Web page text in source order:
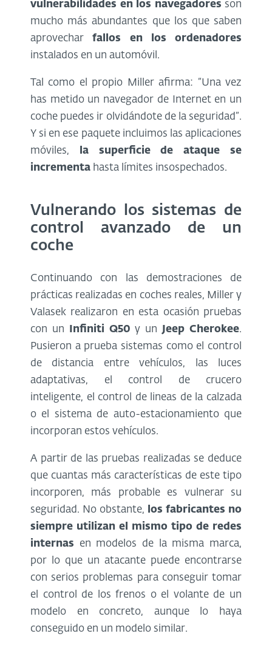
vulnerabilidades en los navegadores son
mucho más abundantes que los que saben
aprovecharfallos en los ordenadores
instalados en un automóvil.
Tal como el propio Miller afirma: “Una vez
has metido un navegador de Internet en un
coche puedes ir olvidándote de la seguridad”.
Y si en ese paquete incluimos las aplicaciones
móviles,
la superficie de ataque se
incrementa hasta límites insospechados.
Vulnerando los sistemas de
control avanzado de un
coche
Continuando con las demostraciones de
prácticas realizadas en coches reales, Miller y
Valasek realizaron en esta ocasión pruebas
con un
Infiniti Q50 y un Jeep Cherokee.
Pusieron a prueba sistemas como el control
de distancia entre vehículos, las luces
adaptativas, el control de crucero
inteligente, el control de lineas de la calzada
o el sistema de auto-estacionamiento que
incorporan estos vehículos.
A partir de las pruebas realizadas se deduce
que cuantas más características de este tipo
incorporen, más probable es vulnerar su
seguridad. No obstante,
los fabricantes no
siempre utilizan el mismo tipo de redes
internas en modelos de la misma marca,
por lo que un atacante puede encontrarse
con serios problemas para conseguir tomar
el control de los frenos o el volante de un
modelo en concreto, aunque lo haya
conseguido en un modelo similar.